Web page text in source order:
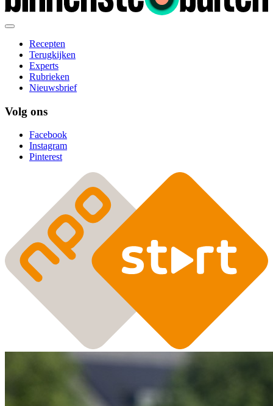
Recepten
Terugkijken
Experts
Rubrieken
Nieuwsbrief
Volg ons
Facebook
Instagram
Pinterest